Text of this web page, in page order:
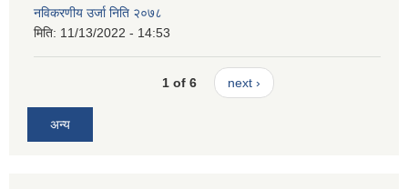
नविकरणीय उर्जा निति २०७८
मिति: 11/13/2022 - 14:53
1 of 6 next ›
अन्य